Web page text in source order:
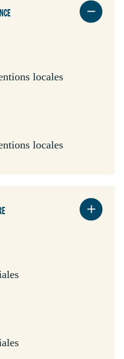
locales
locales